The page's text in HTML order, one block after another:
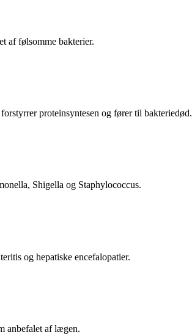
af følsomme bakterier.
proteinsyntesen og fører til bakteriedød.
Shigella og Staphylococcus.
og hepatiske encefalopatier.
anbefalet af lægen.